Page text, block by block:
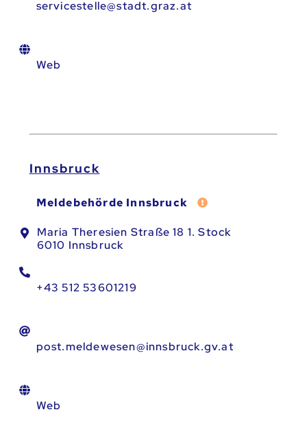
servicestelle@stadt.graz.at
Web
Innsbruck
Meldebehörde Innsbruck Fehler melden
Maria Theresien Straße 18 1. Stock
6010 Innsbruck
+43 512 53601219
post.meldewesen@innsbruck.gv.at
Web